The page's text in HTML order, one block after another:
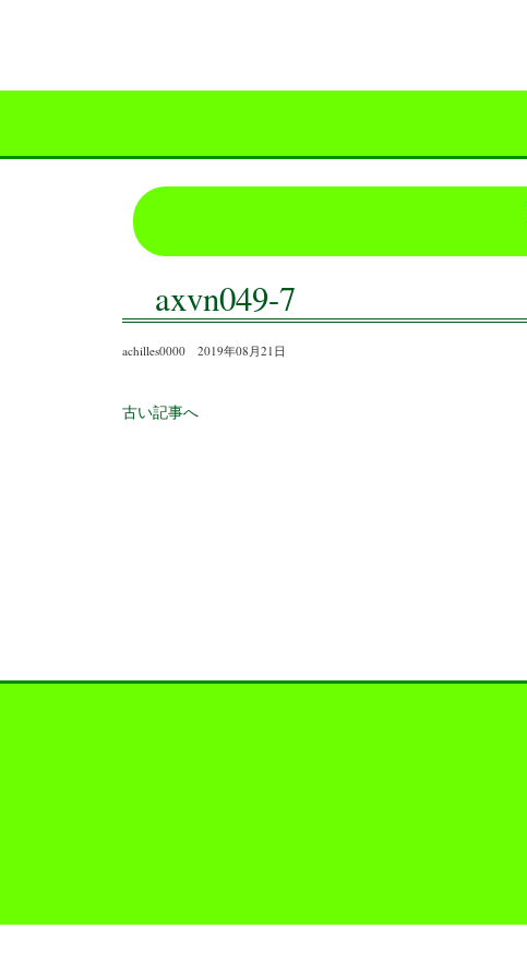
axvn049-7
achilles0000 2019年08月21日
古い記事へ